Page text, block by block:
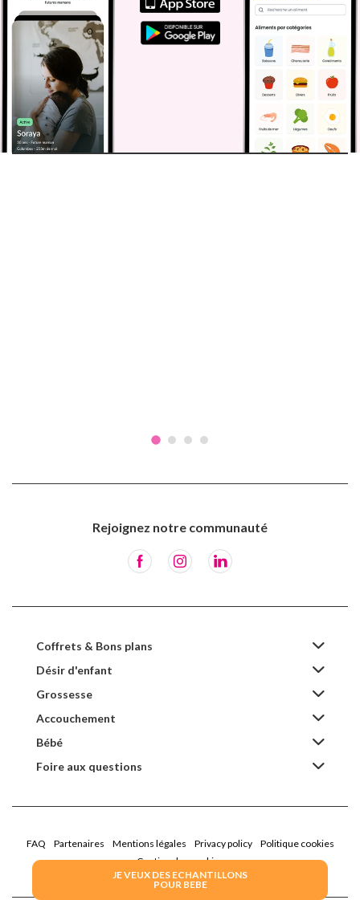
JE VEUX DES ECHANTILLONS
POUR BEBE
Rejoignez notre communauté
Coffrets & Bons plans
Désir d'enfant
Grossesse
Accouchement
Bébé
Foire aux questions
FAQ Partenaires Mentions légales Privacy policy
Politique cookies
Gestion des cookies